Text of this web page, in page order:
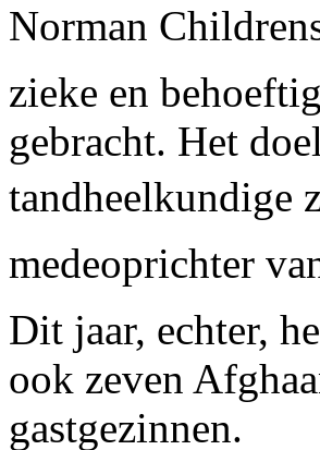
Norman
zieke en
gebracht. Het
tandheelkundige
medeoprichter
Dit jaar, echter,
ook zeven
gastgezinnen.